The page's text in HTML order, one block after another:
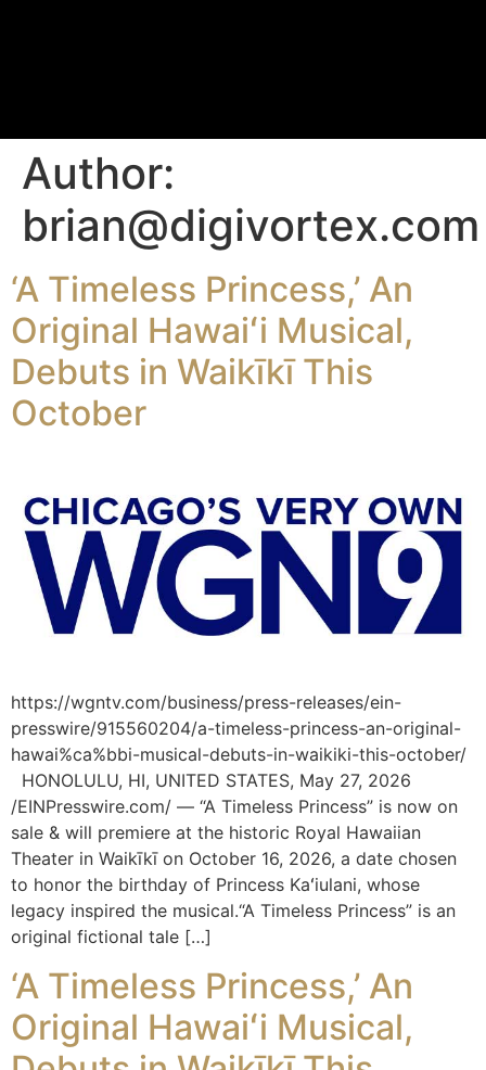
Author:
brian@digivortex.com
‘A Timeless Princess,’ An
Original Hawaiʻi Musical,
Debuts in Waikīkī This
October
https://wgntv.com/business/press-releases/ein-
presswire/915560204/a-timeless-princess-an-original-
hawai%ca%bbi-musical-debuts-in-waikiki-this-october/
HONOLULU, HI, UNITED STATES, May 27, 2026
/EINPresswire.com/ — “A Timeless Princess” is now on
sale & will premiere at the historic Royal Hawaiian
Theater in Waikīkī on October 16, 2026, a date chosen
to honor the birthday of Princess Kaʻiulani, whose
legacy inspired the musical.“A Timeless Princess” is an
original fictional tale […]
‘A Timeless Princess,’ An
Original Hawaiʻi Musical,